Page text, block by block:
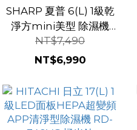
SHARP 夏普 6(L) 1級乾
淨方mini美型 除濕機
DW-X6NT-W 奶油白
NT$7,490
NT$6,990